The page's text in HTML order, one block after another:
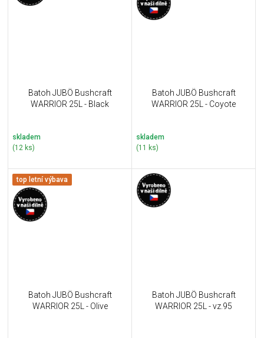
Batoh JUBÖ Bushcraft
WARRIOR 25L - Black
skladem
(12 ks)
Batoh JUBÖ Bushcraft
WARRIOR 25L - Coyote
skladem
(11 ks)
top letní výbava
Batoh JUBÖ Bushcraft
WARRIOR 25L - Olive
Batoh JUBÖ Bushcraft
WARRIOR 25L - vz.95